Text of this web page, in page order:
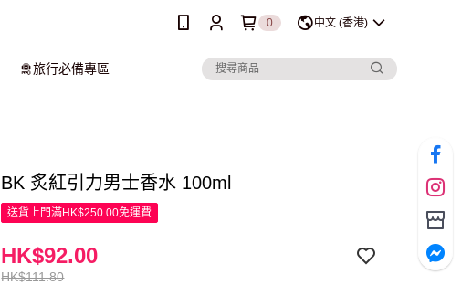
0 中文 (香港)
🛅旅行必備專區
BK 炙紅引力男士香水 100ml
送貨上門滿HK$250.00免運費
HK$111.80
HK$92.00